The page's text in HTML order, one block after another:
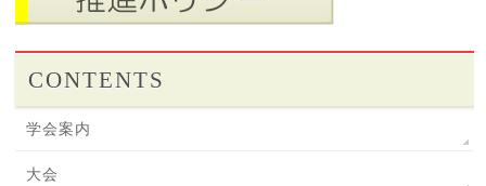
CONTENTS
学会案内
大会